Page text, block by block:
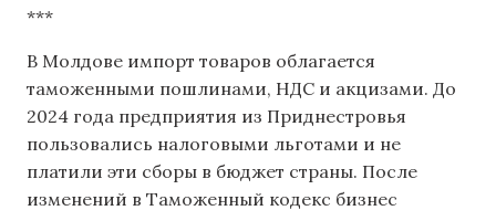
***
В Молдове импорт товаров облагается
таможенными пошлинами, НДС и акцизами. До
2024 года предприятия из Приднестровья
пользовались налоговыми льготами и не
платили эти сборы в бюджет страны. После
изменений в Таможенный кодекс бизнес